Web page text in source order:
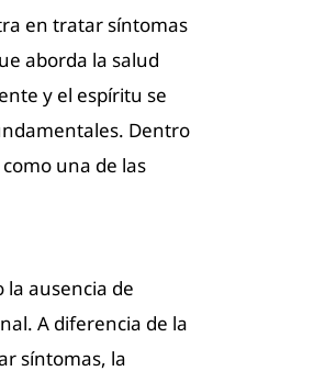
en tratar síntomas
aborda la salud
y el espíritu se
Dentro
una de las
la ausencia de
A diferencia de la
síntomas, la